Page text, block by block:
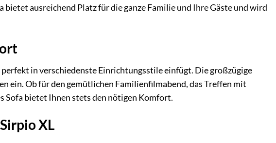
ausreichend Platz für die ganze Familie und Ihre Gäste und wird
in verschiedenste Einrichtungsstile einfügt. Die großzügige
ein. Ob für den gemütlichen Familienfilmabend, das Treffen mit
Sofa bietet Ihnen stets den nötigen Komfort.
XL